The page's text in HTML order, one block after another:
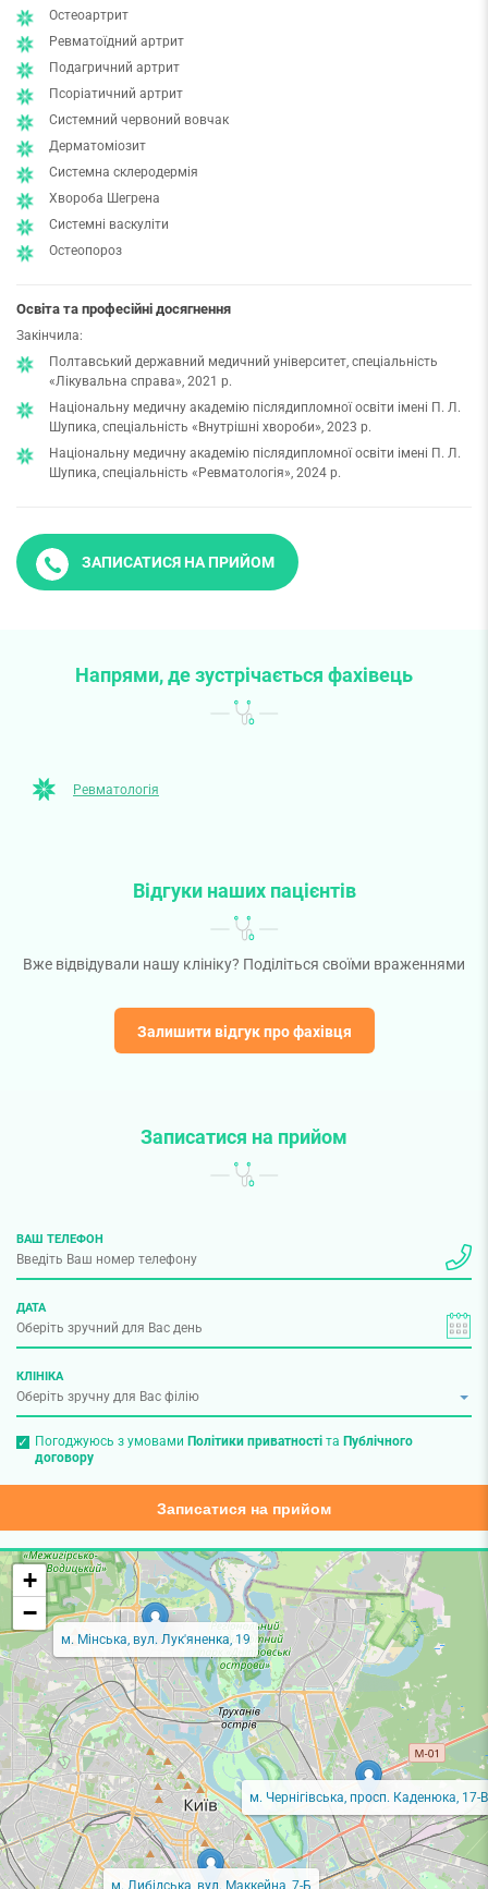
Остеоартрит
Ревматоїдний артрит
Подагричний артрит
Псоріатичний артрит
Системний червоний вовчак
Дерматоміозит
Системна склеродермія
Хвороба Шегрена
Системні васкуліти
Остеопороз
Освіта та професійні досягнення
Закінчила:
Полтавський державний медичний університет, спеціальність
«Лікувальна справа», 2021 р.
Національну медичну академію післядипломної освіти імені П. Л.
Шупика, спеціальність «Внутрішні хвороби», 2023 р.
Національну медичну академію післядипломної освіти імені П. Л.
Шупика, спеціальність «Ревматологія», 2024 р.
ЗАПИСАТИСЯ НА ПРИЙОМ
Напрями, де зустрічається фахівець
Ревматологія
Відгуки наших пацієнтів
Вже відвідували нашу клініку? Поділіться своїми враженнями
Залишити відгук про фахівця
Записатися на прийом
ВАШ ТЕЛЕФОН
ДАТА
КЛІНІКА
Погоджуюсь з умовами Політики приватностіта Публічного
договору
Записатися на прийом
м. Мінська, вул. Лук'яненка, 19
м. Чернігівська, просп. Каденюка, 17-В
+
−